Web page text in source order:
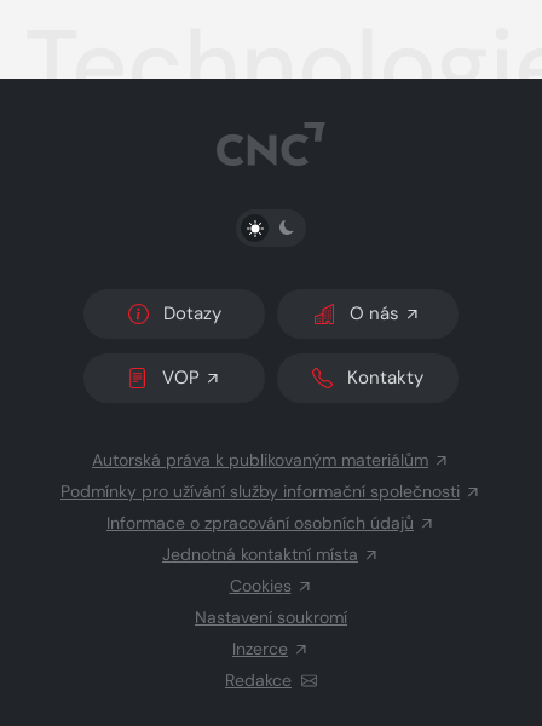
PŘEPNOUT SVĚTLÝ/TMAVÝ REŽIM
Dotazy O nás
VOP Kontakty
Autorská práva k publikovaným materiálům
Podmínky pro užívání služby informační společnosti
Informace o zpracování osobních údajů
Jednotná kontaktní místa
Cookies
Nastavení soukromí
Inzerce
Redakce